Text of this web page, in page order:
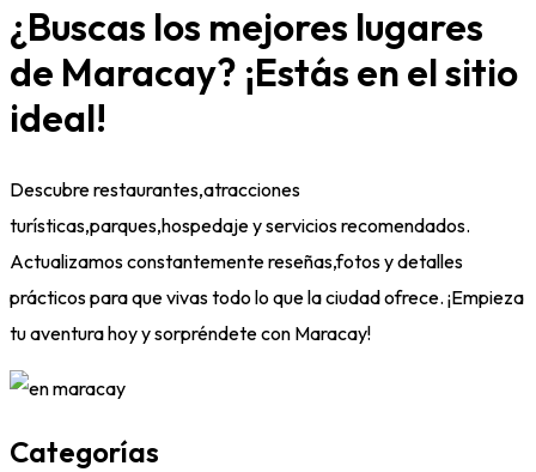
¿Buscas los mejores lugares
de Maracay? ¡Estás en el sitio
ideal!
Descubre restaurantes,atracciones
turísticas,parques,hospedaje y servicios recomendados.
Actualizamos constantemente reseñas,fotos y detalles
prácticos para que vivas todo lo que la ciudad ofrece. ¡Empieza
tu aventura hoy y sorpréndete con Maracay!
Categorías